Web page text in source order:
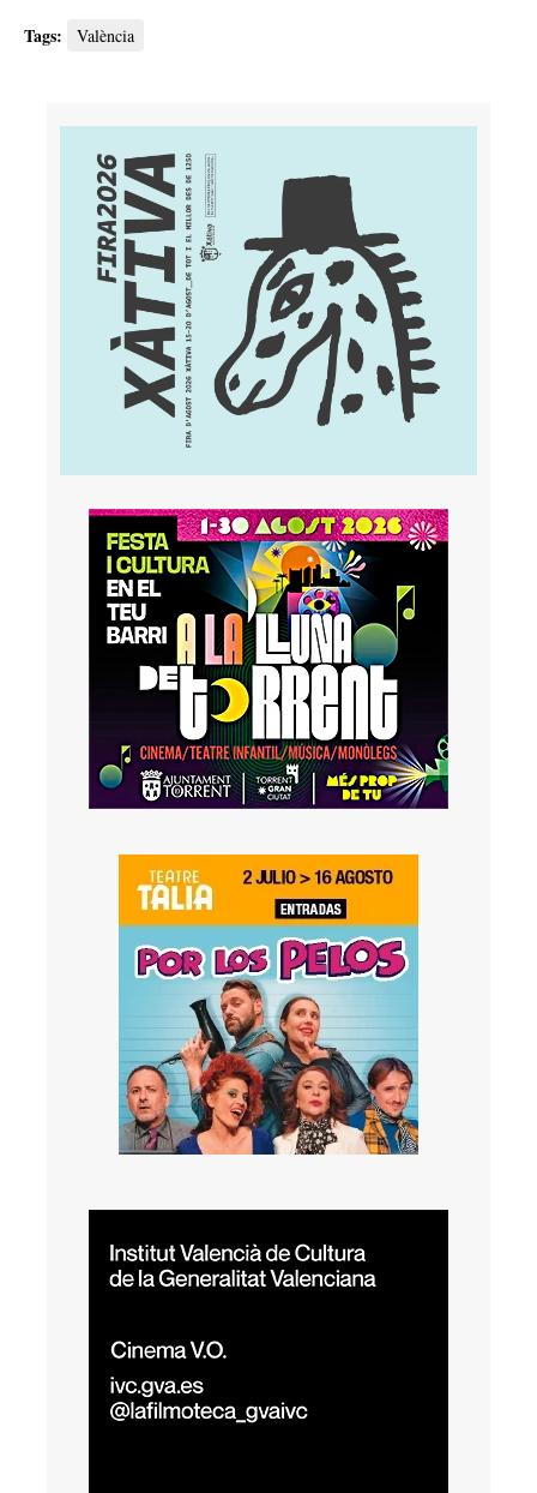
Tags: València